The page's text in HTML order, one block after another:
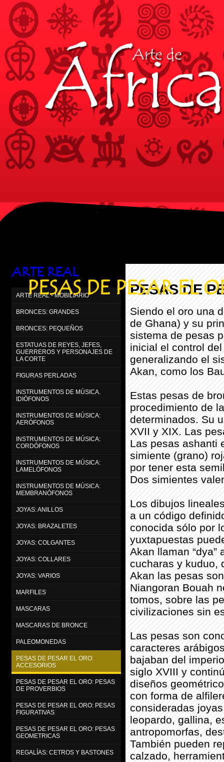
PESAS DE PESAR EL
PESAS DE
Siendo el oro una
de Ghana) y su
sistema de pesas
inicial el control
generalizando el
Akan, como los
Estas pesas de
procedimiento de
determinados. Su
XVII y XIX. Las
Las pesas ashanti
simiente (grano)
por tener esta
Dos simientes
Los dibujos
a un código
conocida sólo por
yuxtapuestas
Akan llaman
cucharas y kuduo,
Akan las pesas
Niangoran Bouah
tomos, sobre las
civilizaciones sin
Las pesas son
caracteres
bajaban del
siglo XVIII y
diseños
con forma de
consideradas
leopardo, gallina,
antropomorfas,
También pueden
calzado,
ARTE REAL
ARTE REAL - MOBILIARIO
BRONCES: GRANDES
BRONCES: PEQUEÑOS
ESTATUAS DE REYES, JEFES,
GUERREROS Y PERSONAJES DE
LA CORTE
FIGURAS PERLADAS
INSTRUMENTOS DE MÚSICA.
IDIÓFONOS
INSTRUMENTOS DE MÚSICA:
AERÓFONOS
INSTRUMENTOS DE MÚSICA:
CORDÓFONOS
INSTRUMENTOS DE MÚSICA:
LAMELÓFONOS
INSTRUMENTOS DE MÚSICA:
MEMBRANÓFONOS
JOYAS: ANILLOS
JOYAS: BRAZALETES
JOYAS: COLGANTES
JOYAS: COLLARES
JOYAS: VARIOS
MARFILES
MASCARAS
MASCARAS DE BRONCE
PALEOMONEDAS
PESAS DE PESAR EL ORO:
ACCESORIOS
PESAS DE PESAR EL ORO: PESAS
DE PROVERBIOS
PESAS DE PESAR EL ORO: PESAS
FIGURATIVAS
PESAS DE PESAR EL ORO: PESAS
GEOMETRICAS
REGALÍAS: CETROS Y BASTONES